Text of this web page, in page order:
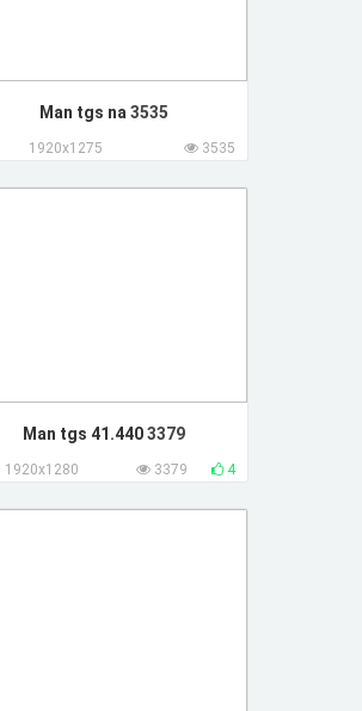
Man tgs na 3535
1920x1275 3535
Man tgs 41.4403379
1920x1280 4
3379